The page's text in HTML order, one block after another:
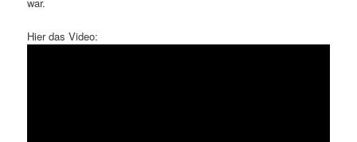
Hier das Video: